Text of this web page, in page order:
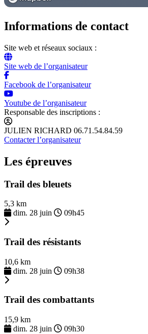
Informations de contact
Site web et réseaux sociaux :
Site web de l’organisateur
Facebook de l’organisateur
Youtube de l’organisateur
Responsable des inscriptions :
JULIEN RICHARD 06.71.54.84.59
Contacter l’organisateur
Les épreuves
Trail des bleuets
5,3 km
dim. 28 juin
09h45
Trail des résistants
10,6 km
dim. 28 juin
09h38
Trail des combattants
15,9 km
dim. 28 juin
09h30